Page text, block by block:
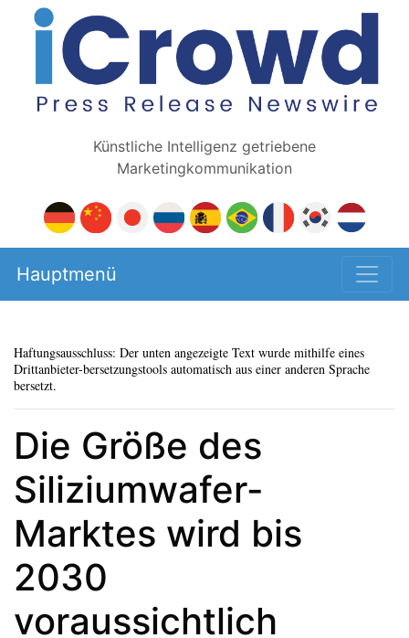
Künstliche Intelligenz getriebene
Marketingkommunikation
Hauptmenü
Haftungsausschluss: Der unten angezeigte Text wurde mithilfe eines
Drittanbieter-bersetzungstools automatisch aus einer anderen Sprache
bersetzt.
Die Größe des
Siliziumwafer-
Marktes wird bis
2030
voraussichtlich